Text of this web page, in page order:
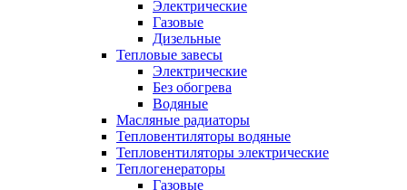
Электрические
Газовые
Дизельные
Тепловые завесы
Электрические
Без обогрева
Водяные
Масляные радиаторы
Тепловентиляторы водяные
Тепловентиляторы электрические
Теплогенераторы
Газовые